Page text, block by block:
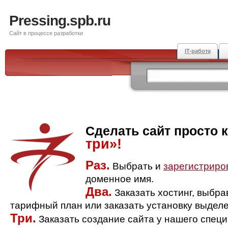
Pressing.spb.ru
Сайт в процессе разработки
IT-работа
Сделать сайт просто
три»!
Раз. Выбрать и
доменное имя.
Два. Заказать хостинг,
тарифный план или заказать установку
Три. Заказать создание сайта у нашего